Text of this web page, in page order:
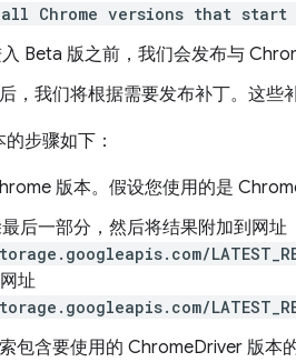
all Chrome versions that start
Beta 版之前，我们会发布与
，我们将根据需要发布补丁。这些
步骤如下：
版本。假设您使用的是
后一部分，然后将结果附加到网址
址
包含要使用的 ChromeDriver 版本